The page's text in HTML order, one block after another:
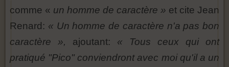
comme « un homme de caractère » et cite Jean
Renard: « Un homme de caractère n'a pas bon
caractère », ajoutant: « Tous ceux qui ont
pratiqué "Pico" conviendront avec moi qu'il a un